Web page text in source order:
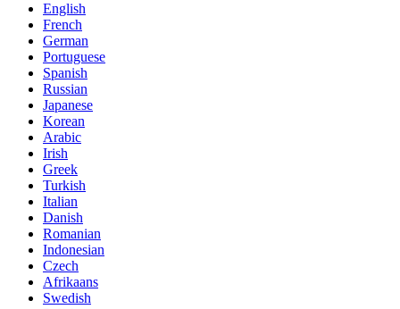
English
French
German
Portuguese
Spanish
Russian
Japanese
Korean
Arabic
Irish
Greek
Turkish
Italian
Danish
Romanian
Indonesian
Czech
Afrikaans
Swedish